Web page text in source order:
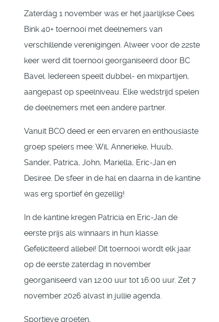
Zaterdag 1 november was er het jaarlijkse Cees
Bink 40+ toernooi met deelnemers van
verschillende verenigingen. Alweer voor de 22ste
keer werd dit toernooi georganiseerd door BC
Bavel. Iedereen speelt dubbel- en mixpartijen,
aangepast op speelniveau. Elke wedstrijd spelen
de deelnemers met een andere partner.
Vanuit BCO deed er een ervaren en enthousiaste
groep spelers mee: Wil, Annerieke, Huub,
Sander, Patrica, John, Mariella, Eric-Jan en
Desiree. De sfeer in de hal en daarna in de kantine
was erg sportief én gezellig!
In de kantine kregen Patricia en Eric-Jan de
eerste prijs als winnaars in hun klasse.
Gefeliciteerd allebei! Dit toernooi wordt elk jaar
op de eerste zaterdag in november
georganiseerd van 12:00 uur tot 16:00 uur. Zet 7
november 2026 alvast in jullie agenda.
Sportieve groeten,